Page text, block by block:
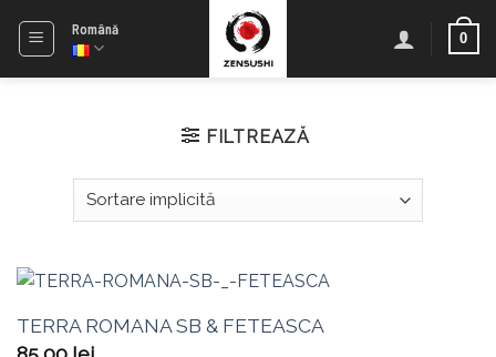
Română
0
FILTREAZĂ
TERRA ROMANA SB & FETEASCA